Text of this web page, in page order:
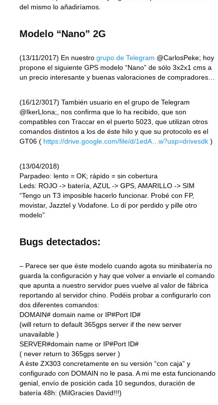
del mismo lo añadiríamos.
Modelo “Nano” 2G
(13/11/2017) En nuestro grupo de Telegram @CarlosPeke; hoy
propone el siguiente GPS modelo “Nano” de sólo 3x2x1 cms a
un precio interesante y buenas valoraciones de compradores…
(16/12/3017) También usuario en el grupo de Telegram
@IkerLlona;, nos confirma que lo ha recibido, que son
compatibles con Traccar en el puerto 5023, que utilizan otros
comandos distintos a los de éste hilo y que su protocolo es el
GT06 ( https://drive.google.com/file/d/1edA…w?usp=drivesdk )
(13/04/2018)
Parpadeo: lento = OK; rápido = sin cobertura
Leds: ROJO -> batería, AZUL -> GPS, AMARILLO -> SIM
“Tengo un T3 imposible hacerlo funcionar. Probé con FP,
movistar, Jazztel y Vodafone. Lo di por perdido y pille otro
modelo”
Bugs detectados:
– Parece ser que éste modelo cuando agota su minibatería no
guarda la configuración y hay que volver a enviarle el comando
que apunta a nuestro servidor pues vuelve al valor de fábrica
reportando al servidor chino. Podéis probar a configurarlo con
dos diferentes comandos:
DOMAIN# domain name or IP#Port ID#
(will return to default 365gps server if the new server
unavailable )
SERVER#domain name or IP#Port ID#
( never return to 365gps server )
A éste ZX303 concretamente en su versión “con caja” y
configurado con DOMAIN no le pasa. A mi me esta funcionando
genial, envío de posición cada 10 segundos, duración de
batería 48h: (MilGracies David!!!)